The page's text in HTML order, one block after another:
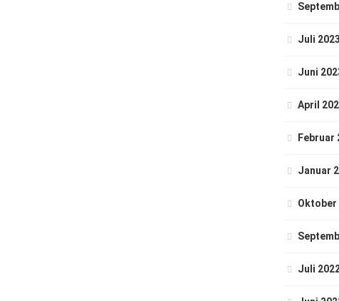
Juli 2023
Juni
April
Februar
Januar
Oktober
Juli